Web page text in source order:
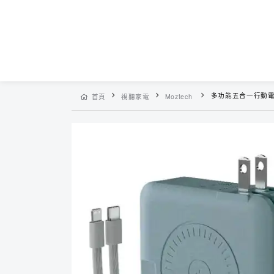
首頁 視聽家電 Moztech 多功能五合一行動